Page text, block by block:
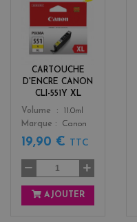
CARTOUCHE
D'ENCRE CANON
CLI-551Y XL
Color
e
l
o
w
Volume
11.0ml
Marque
Canon
19,90 € TTC
AJOUTER